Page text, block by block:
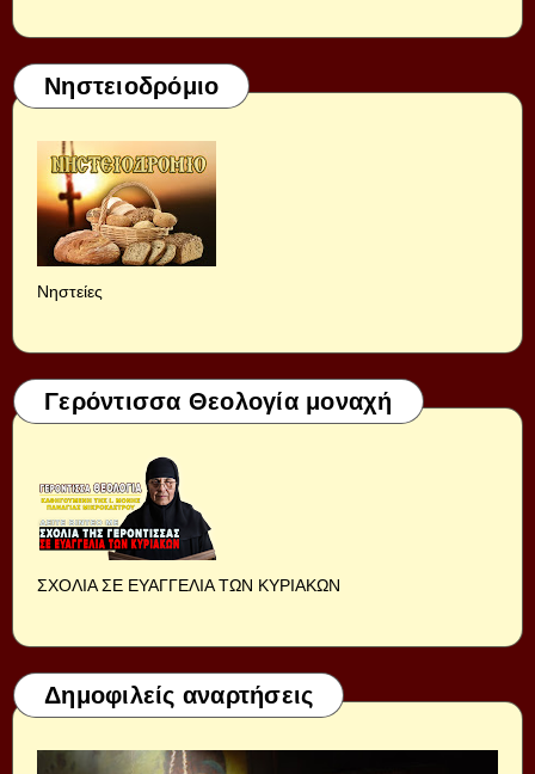
Νηστειοδρόμιο
Νηστείες
Γερόντισσα Θεολογία μοναχή
ΣΧΟΛΙΑ ΣΕ ΕΥΑΓΓΕΛΙΑ ΤΩΝ ΚΥΡΙΑΚΩΝ
Δημοφιλείς αναρτήσεις